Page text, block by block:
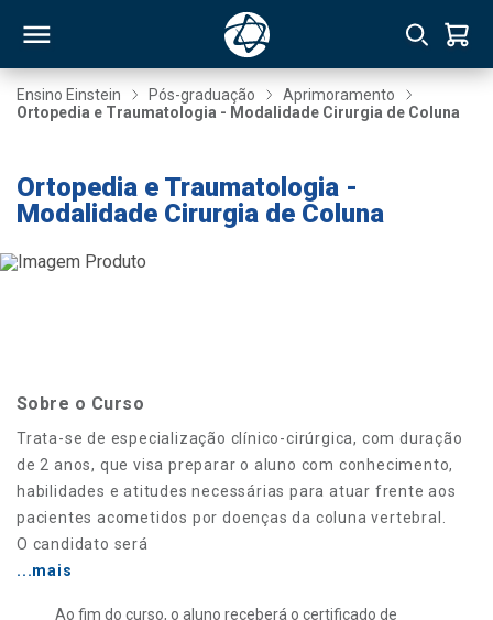
Ensino Einstein Pós-graduação
Aprimoramento
Ortopedia e Traumatologia - Modalidade Cirurgia de Coluna
Ortopedia e Traumatologia -
Modalidade Cirurgia de Coluna
Sobre o Curso
Trata-se de especialização clínico-cirúrgica, com duração
de 2 anos, que visa preparar o aluno com conhecimento,
habilidades e atitudes necessárias para atuar frente aos
pacientes acometidos por doenças da coluna vertebral.
O candidato será
...mais
Ao fim do curso, o aluno receberá o certificado de